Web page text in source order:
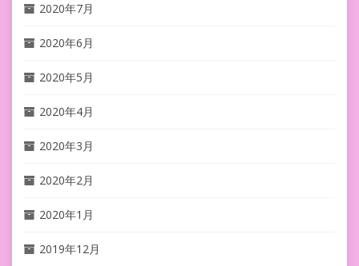
2020年7月
2020年6月
2020年5月
2020年4月
2020年3月
2020年2月
2020年1月
2019年12月